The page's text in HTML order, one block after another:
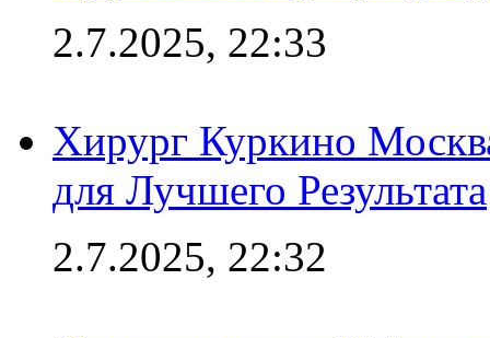
2.7.2025, 22:33
Хирург Куркино
для Лучшего Результата
2.7.2025, 22:32